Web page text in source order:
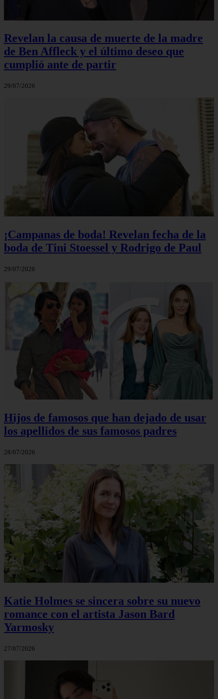
Revelan la causa de muerte de la madre
de Ben Affleck y el último deseo que
cumplió ante de partir
29/07/2026
¡Campanas de boda! Revelan fecha de la
boda de Tini Stoessel y Rodrigo de Paul
29/07/2026
Hijos de famosos que han dejado de usar
los apellidos de sus famosos padres
28/07/2026
Katie Holmes se sincera sobre su nuevo
romance con el artista Jason Bard
Yarmosky
27/07/2026